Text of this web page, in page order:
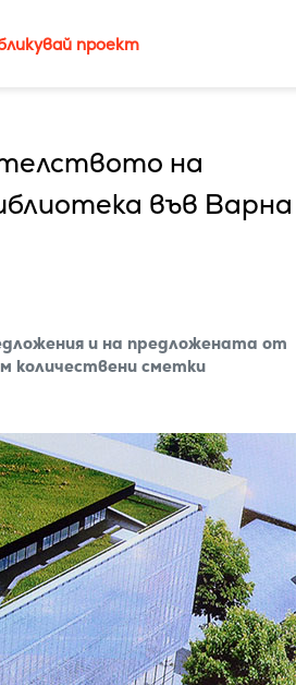
проект
на
във Варна
и на предложената от
количествени сметки